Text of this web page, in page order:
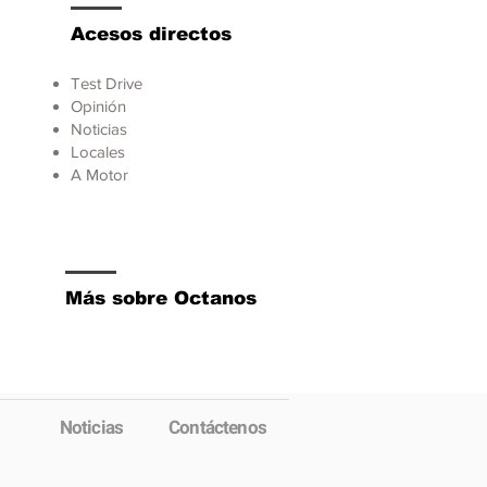
Acesos directos
Test Drive
Opinión
Noticias
Locales
A Motor
Más sobre Octanos
Noticias Contáctenos